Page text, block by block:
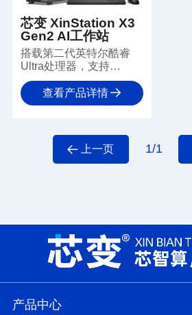
芯变 XinStation X3
Gen2 AI工作站
搭载第二代英特尔酷睿
Ultra处理器，支持
256GB DDR5内存、
PCIe 5.0显卡及多高速固
态，结合高可靠供电，保
让创意无忧施展。
查看产品详情
上一页 1/1
产品中心